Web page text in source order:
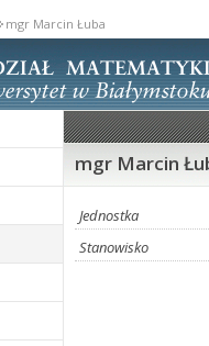
mgr Marcin Łuba
mgr Marcin
Jednostka
Stanowisko